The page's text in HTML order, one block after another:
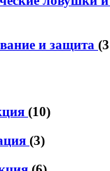
и защита
(10)
(3)